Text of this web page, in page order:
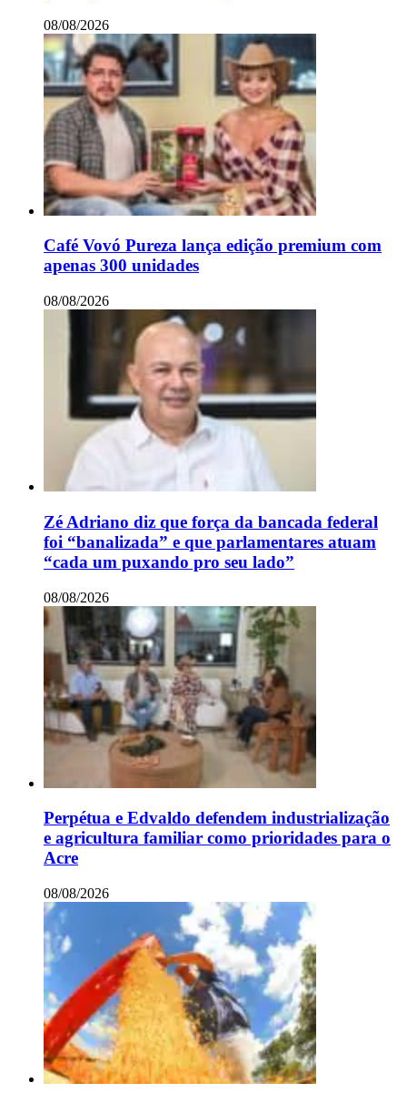
08/08/2026
Café Vovó Pureza lança edição premium com
apenas 300 unidades
08/08/2026
Zé Adriano diz que força da bancada federal
foi “banalizada” e que parlamentares atuam
“cada um puxando pro seu lado”
08/08/2026
Perpétua e Edvaldo defendem industrialização
e agricultura familiar como prioridades para o
Acre
08/08/2026